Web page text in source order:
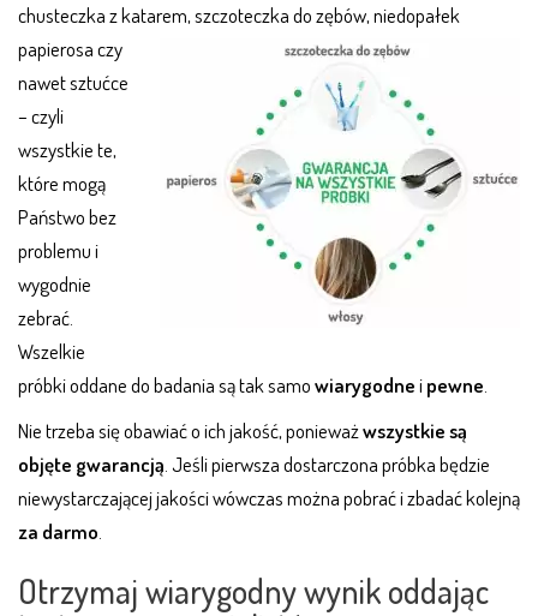
chusteczka z katarem, szczoteczka do zębów, niedopałek
papierosa czy
nawet sztućce
– czyli
wszystkie te,
które mogą
Państwo bez
problemu i
wygodnie
zebrać.
Wszelkie
próbki oddane do badania są tak samowiarygodneipewne
Nie trzeba się obawiać o ich jakość, ponieważwszystkie są
objęte gwarancją . Jeśli pierwsza dostarczona próbka będzie
niewystarczającej jakości wówczas można pobrać i zbadać kolejną
za darmo
Otrzymaj wiarygodny wynik oddając